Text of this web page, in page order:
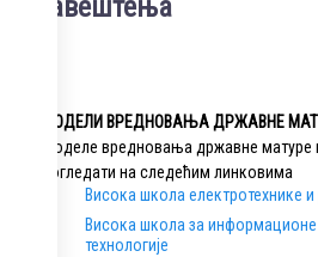
Обавештења
МОДЕЛИ ВРЕДНОВАЊА ДРЖАВНЕ
Моделе вредновања државне
погледати на следећим линковима
Висока школа електротехнике
Висока школа за
технологије